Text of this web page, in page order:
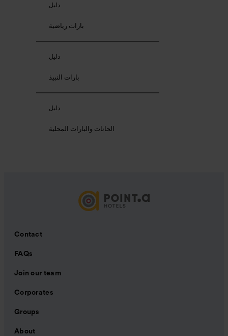
دليل
بارات رياضية
دليل
بارات النبيذ
دليل
الحانات والبارات المحلية
Contact
FAQs
Join our team
Corporates
Groups
About